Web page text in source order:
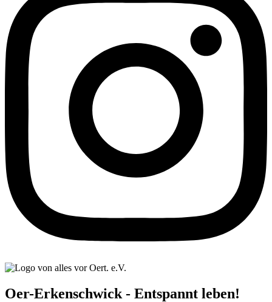
Oer-Erkenschwick - Entspannt leben!